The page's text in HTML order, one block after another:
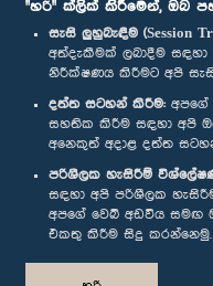
"හරි" ක්ලික් කිරීමෙන්, ඔබ
සැසි ලුහුබැඳීම (Session
අත්දැකීමක් ලබාදීම සඳහා
නිරීක්ෂණය කිරීමට අපි
දත්ත සටහන් කිරීම: අපගේ
සහතික කිරීම සඳහා අපි
අනෙකුත් අදාළ දත්ත
පරිශීලක හැසිරීම්
සඳහා අපි පරිශීලක
අපගේ වෙබ් අඩවිය සමඟ
එකතු කිරීම සිදු කරන්නෙමු.
අප හා සම්බන්ධ වී සිටින්න :
සම්මාන
පෞද්ගලිකත්ව ප්‍රතිපත්තිය